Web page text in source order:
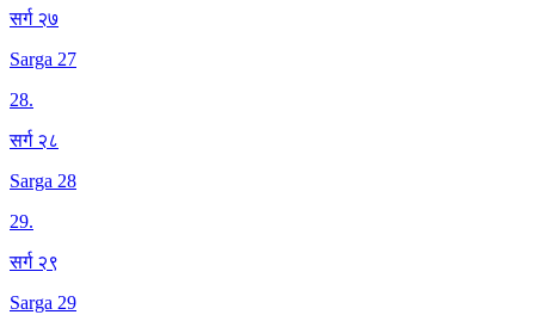
सर्ग २७
Sarga 27
28.
सर्ग २८
Sarga 28
29.
सर्ग २९
Sarga 29